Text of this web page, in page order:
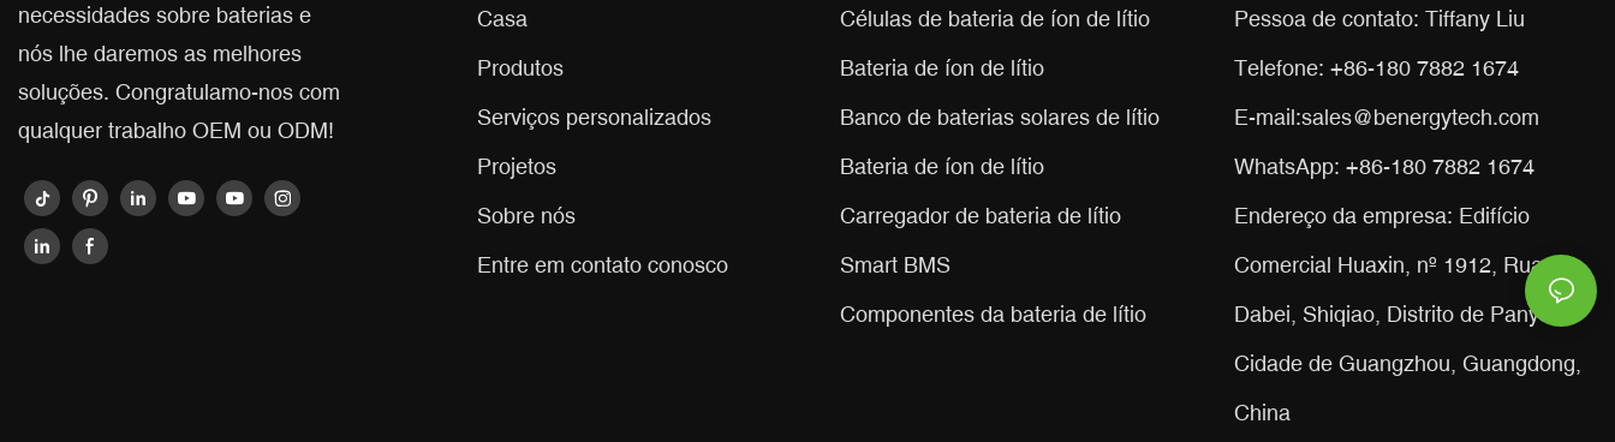
necessidades sobre baterias e
nós lhe daremos as melhores
soluções. Congratulamo-nos com
qualquer trabalho OEM ou ODM!
Casa
Produtos
Serviços personalizados
Projetos
Sobre nós
Entre em contato conosco
Células de bateria de íon de lítio
Bateria de íon de lítio
Banco de baterias solares de lítio
Bateria de íon de lítio
Carregador de bateria de lítio
Smart BMS
Componentes da bateria de lítio
Pessoa de contato: Tiffany Liu
Telefone: +86-180 7882 1674
E-mail:sales@benergytech.com
WhatsApp: +86-180 7882 1674
Endereço da empresa: Edifício
Comercial Huaxin, nº 1912, Rua
Dabei, Shiqiao, Distrito de Panyu,
Cidade de Guangzhou, Guangdong,
China